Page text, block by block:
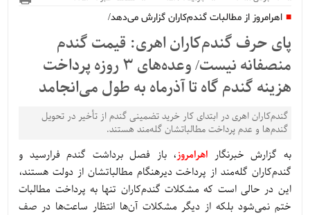
اهرامروز از مطالبات گندم‌کاران گزارش می‌دهد/
پای حرف گندم‌کاران اهری: قیمت گندم
منصفانه نیست/ وعده‌های 3 روزه پرداخت
هزینه گندم گاه تا آذرماه به طول می‌انجامد
گندم‌کاران اهری در ابتدای کار خرید تضمینی گندم از تأخیر در تحویل
گندم‌ها و عدم پرداخت مطالباتشان گله‌مند هستند.
به گزارش خبرنگار اهرامروز، باز فصل برداشت گندم فرارسید و
گندم‌کاران گله‌مند از پرداخت دیرهنگام مطالباتشان از دولت هستند،
این در حالی است که مشکلات گندم‌کاران تنها به پرداخت مطالبات
ختم نمی‌شود بلکه از دیگر مشکلات آن‌ها انتظار ساعت‌ها در صف